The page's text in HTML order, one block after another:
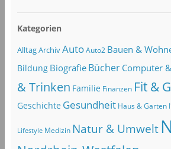
Kategorien
AlltagArchivAuto Auto2 Bauen &
Bildung Biografie Bücher Computer
& Trinken Familie Finanzen Fit &
Geschichte Gesundheit Haus & Garten
Lifestyle Medizin Natur & Umwelt